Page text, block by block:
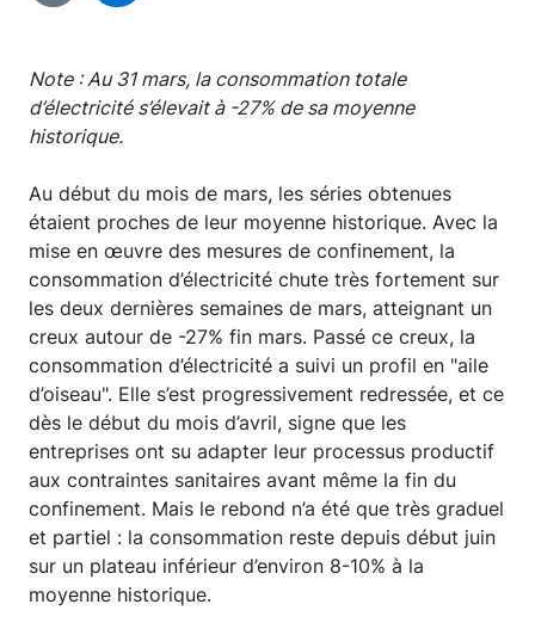
Note : Au 31 mars, la consommation totale
d’électricité s’élevait à -27% de sa moyenne
historique.
Au début du mois de mars, les séries obtenues
étaient proches de leur moyenne historique. Avec la
mise en œuvre des mesures de confinement, la
consommation d’électricité chute très fortement sur
les deux dernières semaines de mars, atteignant un
creux autour de -27% fin mars. Passé ce creux, la
consommation d’électricité a suivi un profil en "aile
d’oiseau". Elle s’est progressivement redressée, et ce
dès le début du mois d’avril, signe que les
entreprises ont su adapter leur processus productif
aux contraintes sanitaires avant même la fin du
confinement. Mais le rebond n’a été que très graduel
et partiel : la consommation reste depuis début juin
sur un plateau inférieur d’environ 8-10% à la
moyenne historique.